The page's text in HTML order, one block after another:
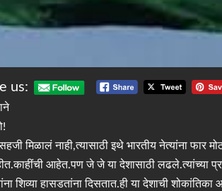
us:
मिळालं नाही,त्यासाठी इथे भारतीय नेत्यांना फार
आहेत.पण जे जे या देशासाठी लढले.त्यांच्या
शिव्या हासडतांना दिसतात.ही या देशाची शोकांतिका